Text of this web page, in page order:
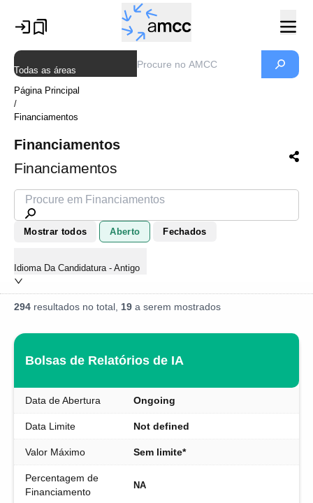
Todas as áreas
Página Principal
/
Financiamentos
Financiamentos
Financiamentos
Mostrar todos Aberto Fechados
Idioma Da Candidatura - Antigo
294 resultados no total, 19 a serem mostrados
Bolsas de Relatórios de IA
Data de Abertura Ongoing
Data Limite Not defined
Valor Máximo Sem limite*
Percentagem de
Financiamento
NA